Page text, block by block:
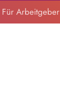
Für Arbeitgeber